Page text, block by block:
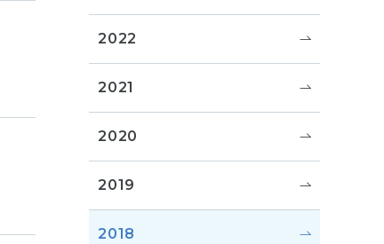
2022
2021
2020
2019
2018